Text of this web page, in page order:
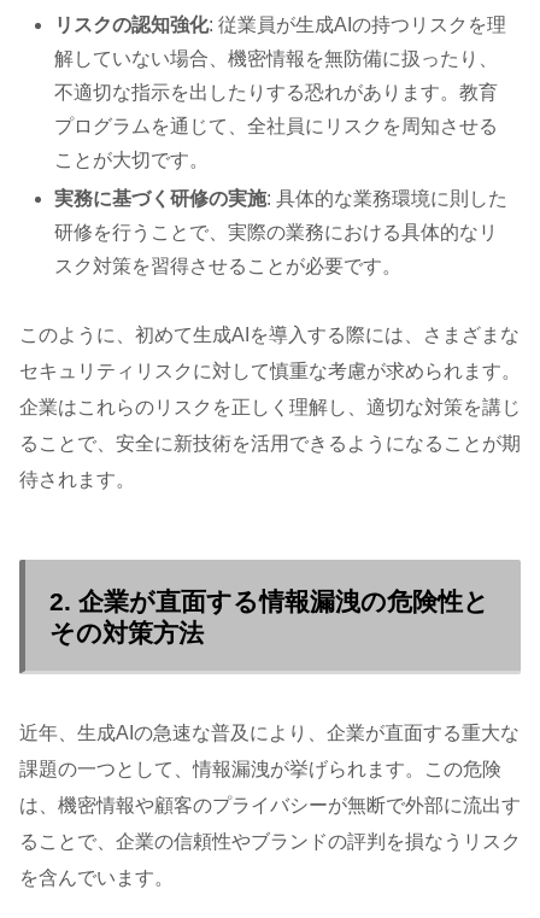
リスクの認知強化: 従業員が生成AIの持つリスクを理
解していない場合、機密情報を無防備に扱ったり、
不適切な指示を出したりする恐れがあります。教育
プログラムを通じて、全社員にリスクを周知させる
ことが大切です。
実務に基づく研修の実施: 具体的な業務環境に則した
研修を行うことで、実際の業務における具体的なリ
スク対策を習得させることが必要です。
このように、初めて生成AIを導入する際には、さまざまな
セキュリティリスクに対して慎重な考慮が求められます。
企業はこれらのリスクを正しく理解し、適切な対策を講じ
ることで、安全に新技術を活用できるようになることが期
待されます。
2. 企業が直面する情報漏洩の危険性と
その対策方法
近年、生成AIの急速な普及により、企業が直面する重大な
課題の一つとして、情報漏洩が挙げられます。この危険
は、機密情報や顧客のプライバシーが無断で外部に流出す
ることで、企業の信頼性やブランドの評判を損なうリスク
を含んでいます。